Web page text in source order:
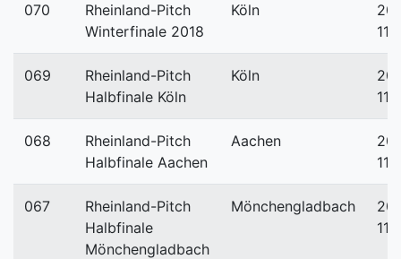
070
Rheinland-Pitch
Winterfinale 2018
Köln
11-
069
Rheinland-Pitch
Halbfinale Köln
Köln
11-
068
Rheinland-Pitch
Halbfinale Aachen
Aachen
11-
067
Rheinland-Pitch
Halbfinale
Mönchengladbach
Mönchengladbach
11-